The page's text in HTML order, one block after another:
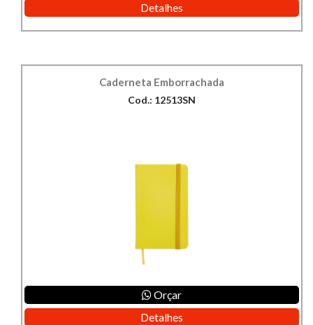
Detalhes
Caderneta Emborrachada
Cod.: 12513SN
Orçar
Detalhes